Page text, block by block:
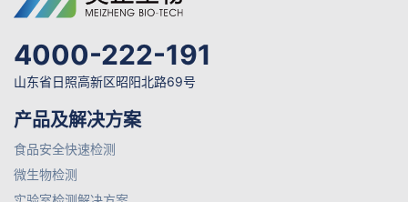
4000-222-191
山东省日照高新区昭阳北路69号
产品及解决方案
食品安全快速检测
微生物检测